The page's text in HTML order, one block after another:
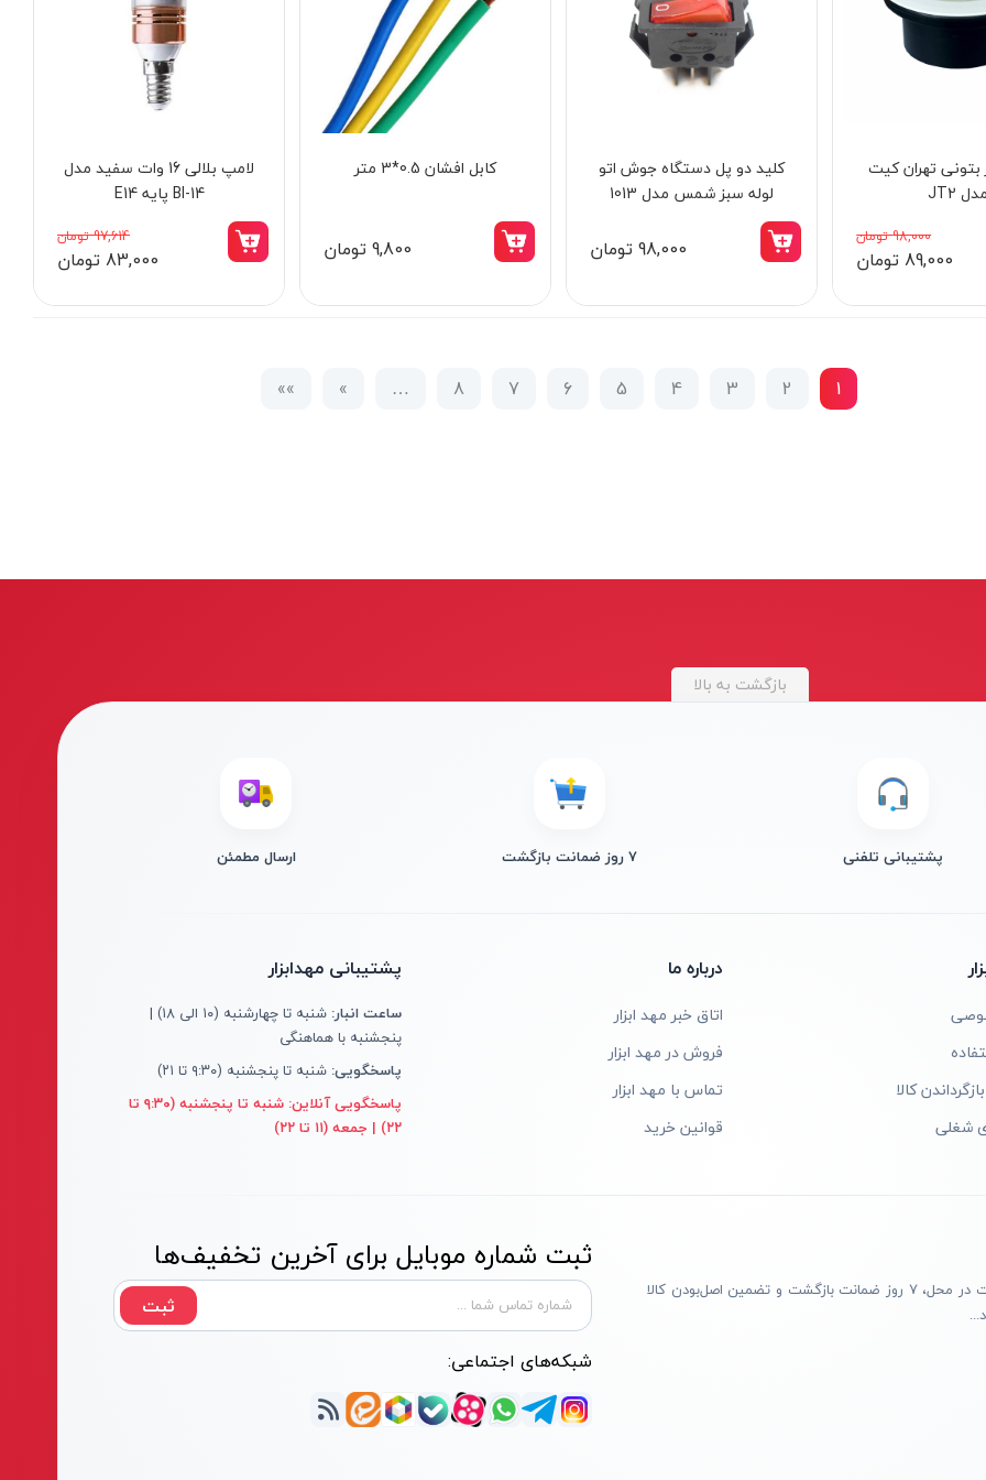
بتونی تهران کیت
مدل JT2
98,000 تومان
89,000 تومان
کلید دو پل دستگاه جوش اتو
لوله سبز شمس مدل 1013
98,000 تومان
کابل افشان 0.5*3 متر
9,800 تومان
لامپ بلالی 16 وات سفید مدل
Bl-14 پایه E14
97,614 تومان
83,000 تومان
1
2
3
4
5
6
7
8
…
»
»»
بازگشت به بالا
پشتیبانی تلفنی ۷ روز ضمانت بازگشت ارسال مطمئن
کالا
شغلی
درباره ما
اتاق خبر مهد ابزار
فروش در مهد ابزار
تماس با مهد ابزار
قوانین خرید
پشتیبانی مهدابزار
ساعت انبار:
شنبه تا چهارشنبه (۱۰ الی ۱۸) |
پنجشنبه با هماهنگی
پاسخگویی: شنبه تا پنجشنبه (۹:۳۰ تا ۲۱)
پاسخگویی آنلاین:
شنبه تا پنجشنبه (۹:۳۰ تا
۲۲) | جمعه (۱۱ تا ۲۲)
مهد ابزار با بیش از یک دهه تجربه، با پایبندی به سه اصل پرداخت در محل، ۷ روز ضمانت بازگشت و تضمین اصل‌بودن کالا
ثبت شماره موبایل برای آخرین تخفیف‌ها
ثبت
شبکه‌های اجتماعی: